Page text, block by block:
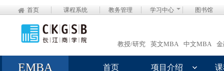
首页 课程系统 教务管理 学习中心 图书馆
教授/研究 英文MBA 中文MBA
EMBA 首页 项目介绍